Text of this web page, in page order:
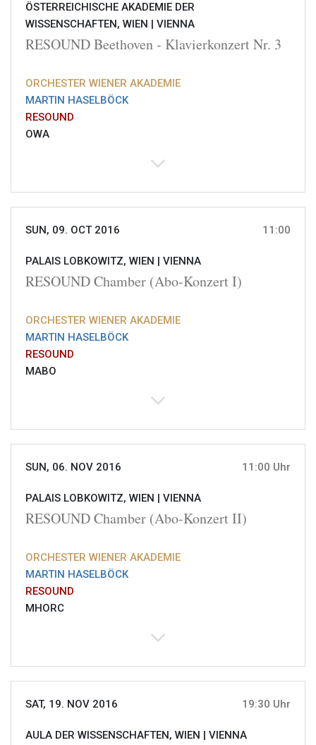
ÖSTERREICHISCHE AKADEMIE DER
WISSENSCHAFTEN, WIEN | VIENNA
RESOUND Beethoven - Klavierkonzert Nr. 3
ORCHESTER WIENER AKADEMIE
MARTIN HASELBÖCK
RESOUND
OWA
SUN, 09. OCT 2016 11:00
PALAIS LOBKOWITZ, WIEN | VIENNA
RESOUND Chamber (Abo-Konzert I)
ORCHESTER WIENER AKADEMIE
MARTIN HASELBÖCK
RESOUND
MABO
SUN, 06. NOV 2016 11:00 Uhr
PALAIS LOBKOWITZ, WIEN | VIENNA
RESOUND Chamber (Abo-Konzert II)
ORCHESTER WIENER AKADEMIE
MARTIN HASELBÖCK
RESOUND
MHORC
SAT, 19. NOV 2016 19:30 Uhr
AULA DER WISSENSCHAFTEN, WIEN | VIENNA